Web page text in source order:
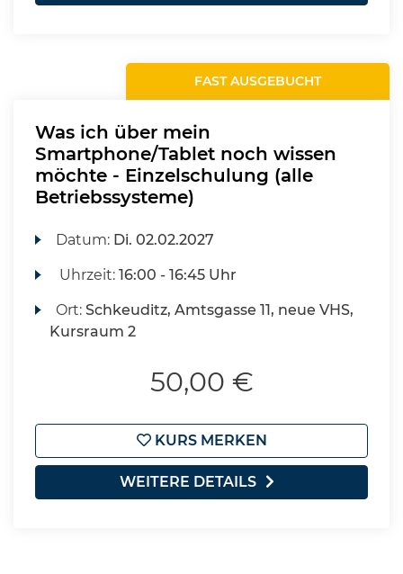
FAST AUSGEBUCHT
Was ich über mein
Smartphone/Tablet noch wissen
möchte - Einzelschulung (alle
Betriebssysteme)
Datum: Di. 02.02.2027
Uhrzeit:16:00 - 16:45 Uhr
Ort:Schkeuditz, Amtsgasse 11, neue VHS,
Kursraum 2
50,00 €
KURS MERKEN
WEITERE DETAILS